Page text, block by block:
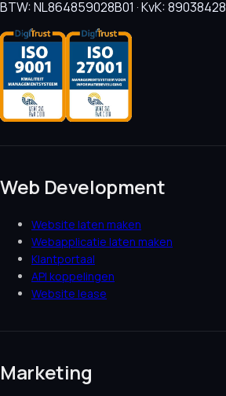
BTW: NL864859028B01 · KvK: 89038428
Web Development
Website laten maken
Webapplicatie laten maken
Klantportaal
API koppelingen
Website lease
Marketing